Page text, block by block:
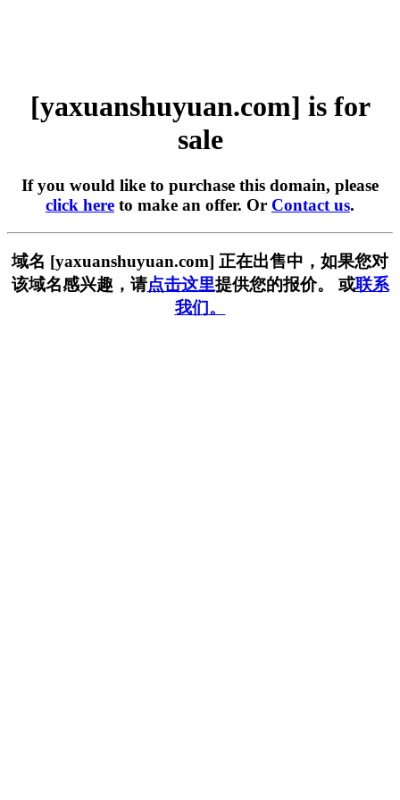
[yaxuanshuyuan.com] is for
sale
If you would like to purchase this domain, please
click here to make an offer. Or Contact us.
域名 [yaxuanshuyuan.com] 正在出售中，如果您对
该域名感兴趣，请点击这里提供您的报价。 或联系
我们。